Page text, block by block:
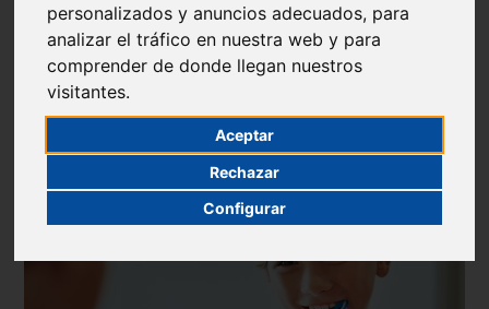
personalizados y anuncios adecuados, para
analizar el tráfico en nuestra web y para
comprender de donde llegan nuestros
visitantes.
Aceptar
Rechazar
Configurar
Cinco consejos para un cepillado
infantil ameno
13 de May de 2013